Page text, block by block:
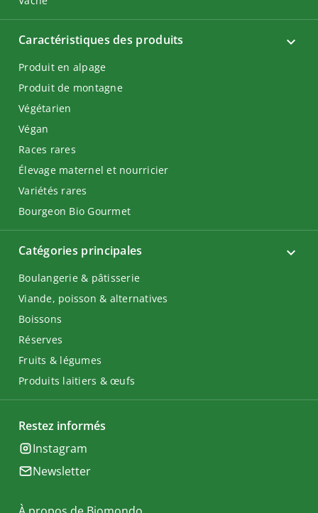
Catégories principales
Boulangerie & pâtisserie
Viande, poisson & alternatives
Boissons
Réserves
Fruits & légumes
Produits laitiers & œufs
Caractéristiques des produits
Produit en alpage
Produit de montagne
Végétarien
Végan
Races rares
Élevage maternel et nourricier
Variétés rares
Bourgeon Bio Gourmet
Restez informés
Instagram
Newsletter